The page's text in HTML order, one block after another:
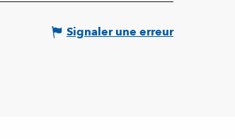
Signaler une erreur